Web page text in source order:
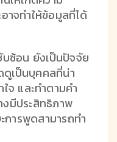
าจทำให้ข้อมูลที่ได้
บซ้อน ยังเป็นปัจจัย
ดูเป็นบุคคลที่น่า
จ และทำตามคำ
งมีประสิทธิภาพ
ารพูดสามารถทำ